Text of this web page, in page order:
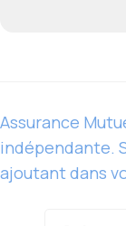
Assurance
indépendante.
ajoutant dans